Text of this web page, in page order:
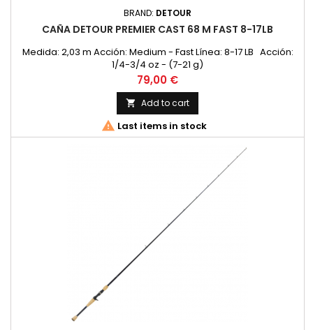
BRAND: DETOUR
CAÑA DETOUR PREMIER CAST 68 M FAST 8-17LB
Medida: 2,03 m Acción: Medium - Fast Línea: 8-17 LB Acción:
1/4-3/4 oz - (7-21 g)
Price
79,00 €
 Add to cart
 Last items in stock